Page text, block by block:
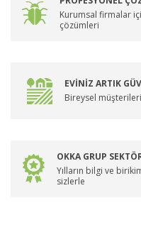
Kurumsal firmalar
çözümleri
EVİNİZ ARTIK
Bireysel
OKKA GRUP
Yılların bilgi ve
sizlerle